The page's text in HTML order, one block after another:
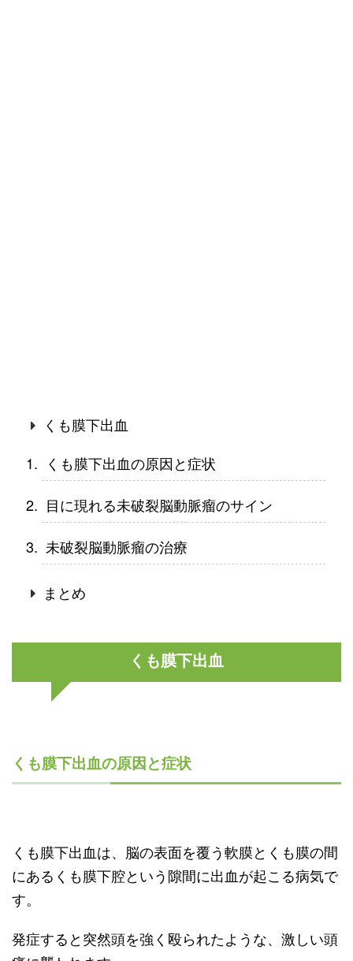
くも膜下出血
くも膜下出血の原因と症状
目に現れる未破裂脳動脈瘤のサイン
未破裂脳動脈瘤の治療
まとめ
くも膜下出血
くも膜下出血の原因と症状
くも膜下出血は、脳の表面を覆う軟膜とくも膜の間
にあるくも膜下腔という隙間に出血が起こる病気で
す。
発症すると突然頭を強く殴られたような、激しい頭